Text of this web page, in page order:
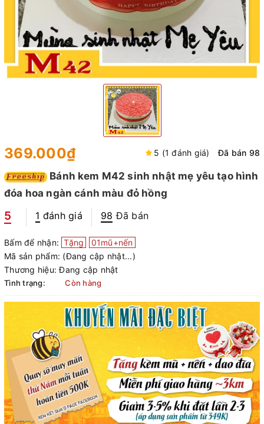
369.000₫ 5 (1 đánh giá) Đã bán 98
Bánh kem M42 sinh nhật mẹ yêu tạo hình
đóa hoa ngàn cánh màu đỏ hồng
5 1 đánh giá 98 Đã bán
Bấm để nhận: Tặng
01mũ+nến
Mã sản phẩm: (Đang cập nhật...)
Thương hiệu: Đang cập nhật
Tình trạng: Còn hàng